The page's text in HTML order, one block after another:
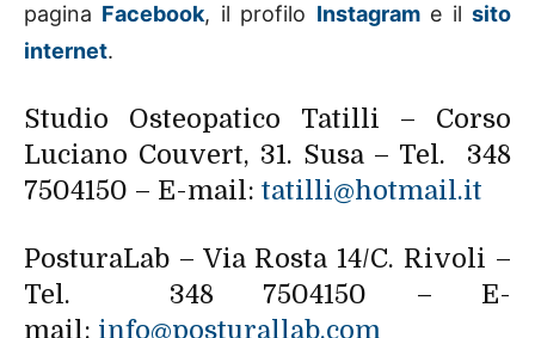
pagina Facebook, il profilo Instagrame ilsito
internet.
Studio Osteopatico Tatilli – Corso
Luciano Couvert, 31. Susa – Tel. 348
7504150 – E-mail: tatilli@hotmail.it
PosturaLab – Via Rosta 14/C. Rivoli –
Tel. 348 7504150 – E-
mail: info@posturallab.com